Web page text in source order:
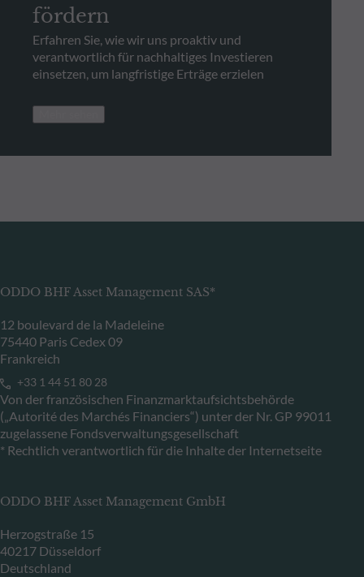
fördern
Erfahren Sie, wie wir uns proaktiv und
verantwortlich für nachhaltiges Investieren
einsetzen, um langfristige Erträge erzielen
ODDO BHF Asset Management SAS*
12 boulevard de la Madeleine
75440 Paris Cedex 09
Frankreich
+33 1 44 51 80 28
Von der französischen Finanzmarktaufsichtsbehörde
(„Autorité des Marchés Financiers“) unter der Nr. GP 99011
zugelassene Fondsverwaltungsgesellschaft
* Rechtlich verantwortlich für die Inhalte der Internetseite
ODDO BHF Asset Management GmbH
Herzogstraße 15
40217 Düsseldorf
Deutschland